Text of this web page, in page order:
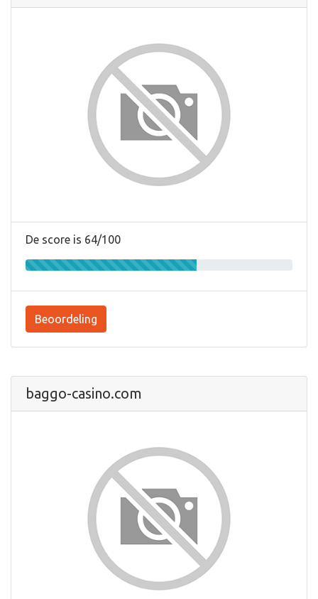
De score is 64/100
Beoordeling
baggo-casino.com